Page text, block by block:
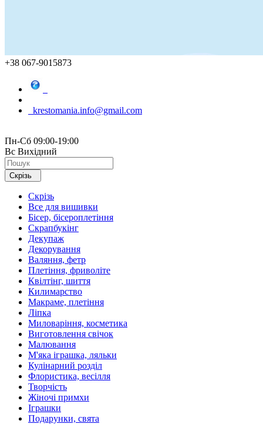
+38 067-9015873
krestomania.info@gmail.com
Пн-Сб 09:00-19:00
Вс Вихідний
Скрізь
Скрізь
Все для вишивки
Бісер, бісероплетіння
Скрапбукінг
Декупаж
Декорування
Валяння, фетр
Плетіння, фриволіте
Квілтінг, шиття
Килимарство
Макраме, плетіння
Ліпка
Миловаріння, косметика
Виготовлення свічок
Малювання
М'яка іграшка, ляльки
Кулінарний розділ
Флористика, весілля
Творчість
Жіночі примхи
Іграшки
Подарунки, свята